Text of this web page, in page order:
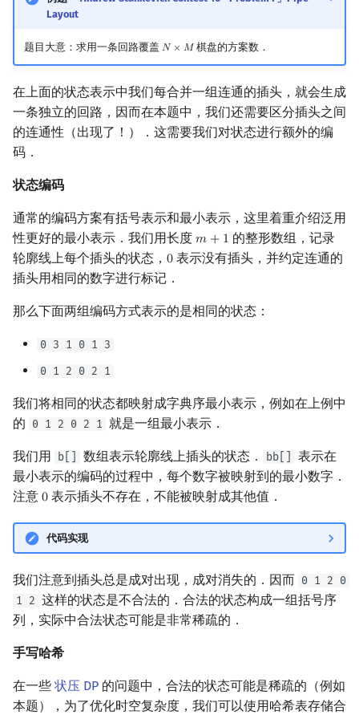
Layout
题目大意：求用一条回路覆盖 𝑁 × 𝑀
N× M 棋盘的方案数．
在上面的状态表示中我们每合并一组连通的插头，就会生成
一条独立的回路，因而在本题中，我们还需要区分插头之间
的连通性（出现了！）．这需要我们对状态进行额外的编
码．
状态编码
通常的编码方案有括号表示和最小表示，这里着重介绍泛用
性更好的最小表示．我们用长度 𝑚 + 1
m +1
的整形数组，记录
轮廓线上每个插头的状态， 0
0 表示没有插头，并约定连通的
插头用相同的数字进行标记．
那么下面两组编码方式表示的是相同的状态：
0 3 1 0 1 3
0 1 2 0 2 1
我们将相同的状态都映射成字典序最小表示，例如在上例中
的 0 1 2 0 2 1 就是一组最小表示．
我们用 b[] 数组表示轮廓线上插头的状态． bb[]
表示在
最小表示的编码的过程中，每个数字被映射到的最小数字．
注意 0
0 表示插头不存在，不能被映射成其他值．
代码实现
我们注意到插头总是成对出现，成对消失的．因而 0 1 2 0
1 2 这样的状态是不合法的．合法的状态构成一组括号序
列，实际中合法状态可能是非常稀疏的．
手写哈希
在一些 状压 DP 的问题中，合法的状态可能是稀疏的（例如
本题），为了优化时空复杂度，我们可以使用哈希表存储合